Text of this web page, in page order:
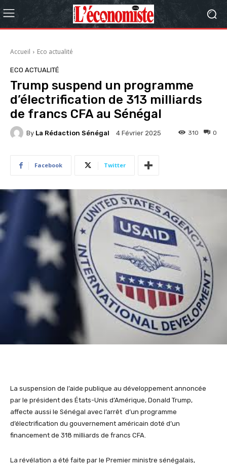
Accueil Eco actualité
ECO ACTUALITÉ
Trump suspend un programme
d’électrification de 313 milliards
de francs CFA au Sénégal
By La Rédaction Sénégal 4 Février 2025 0
310
Facebook Twitter
La suspension de l’aide publique au développement annoncée
par le président des États-Unis d’Amérique, Donald Trump,
affecte aussi le Sénégal avec l’arrêt d’un programme
d’électrification du gouvernement américain doté d’un
financement de 318 milliards de francs CFA.
La révélation a été faite par le Premier ministre sénégalais,